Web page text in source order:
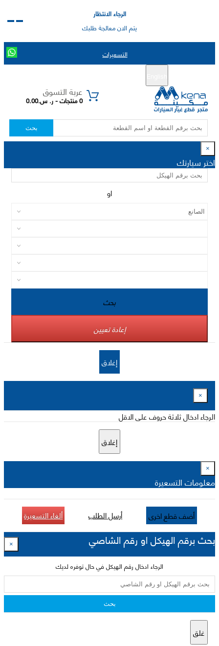
الرجاء الانتظار
يتم الان معالجة طلبك
التسعيرات
عربة التسوق
0 منتجات - ر. س.0.00
بحث
×
اختر سيارتك
او
بحث
إعادة تعيين
إغلاق
×
الرجاء ادخال ثلاثة حروف على الاقل
إغلاق
×
معلومات التسعيرة
أضف قطع اخرى أرسل الطلب ألغاء التسعيرة
بحث برقم الهيكل او رقم الشاصي ×
الرجاء ادخال رقم الهيكل في حال توفره لديك
بحث
غلق